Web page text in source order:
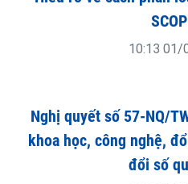
11:42 10/
08:56